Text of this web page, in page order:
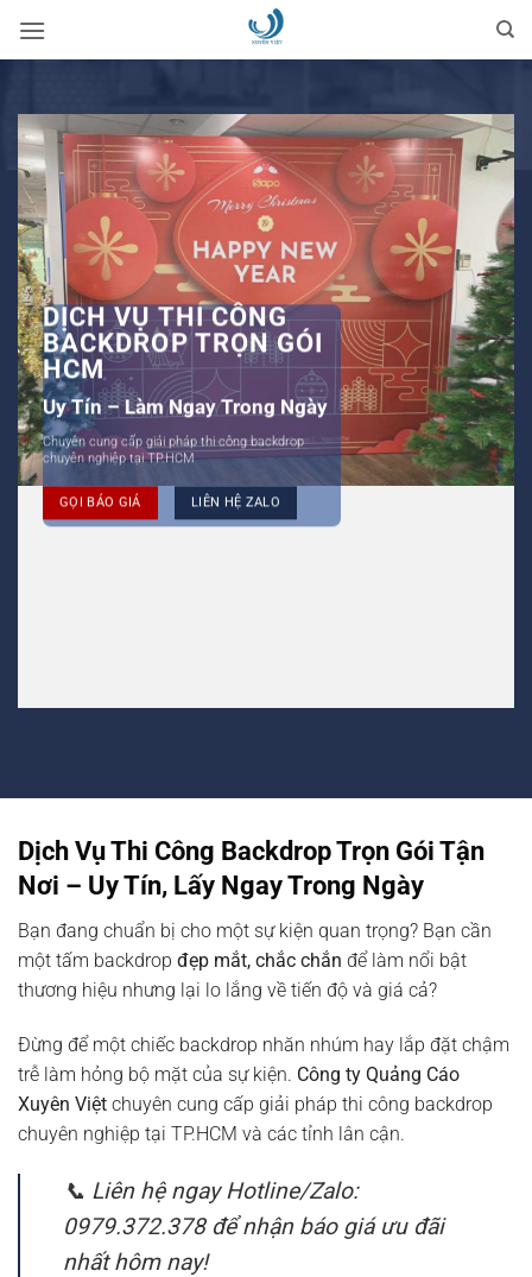
qua
DỊCH VỤ THI CÔNG
BACKDROP TRỌN GÓI
HCM
Uy Tín – Làm Ngay Trong Ngày
Chuyên cung cấp giải pháp thi công backdrop
chuyên nghiệp tại TP.HCM
GỌI BÁO GIÁ LIÊN HỆ ZALO
Dịch Vụ Thi Công Backdrop Trọn Gói Tận
Nơi – Uy Tín, Lấy Ngay Trong Ngày
Bạn đang chuẩn bị cho một sự kiện quan trọng? Bạn cần
một tấm backdrop đẹp mắt, chắc chắn để làm nổi bật
thương hiệu nhưng lại lo lắng về tiến độ và giá cả?
Đừng để một chiếc backdrop nhăn nhúm hay lắp đặt chậm
trễ làm hỏng bộ mặt của sự kiện. Công ty Quảng Cáo
Xuyên Việt chuyên cung cấp giải pháp thi công backdrop
chuyên nghiệp tại TP.HCM và các tỉnh lân cận.
📞 Liên hệ ngay Hotline/Zalo:
0979.372.378 để nhận báo giá ưu đãi
nhất hôm nay!